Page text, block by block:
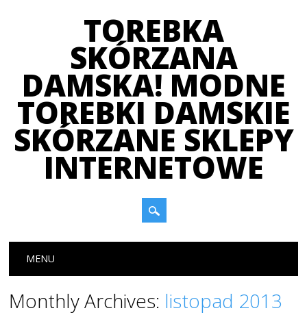
TOREBKA
SKÓRZANA
DAMSKA! MODNE
TOREBKI DAMSKIE
SKÓRZANE SKLEPY
INTERNETOWE
Main menu
MENU
Monthly Archives: listopad 2013